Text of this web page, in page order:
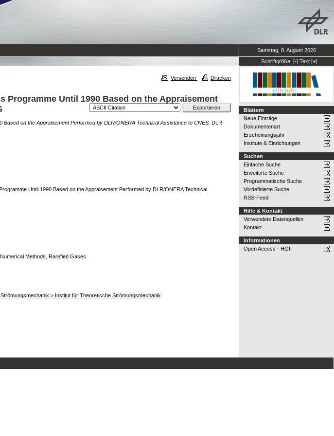
Samstag, 8. August 2026
Schriftgröße: [-] Text [+]
Versenden Drucken
Programme Until 1990 Based on the Appraisement
on the Appraisement Performed by DLR/ONERA Technical Assistance to CNES. DLR-
Until 1990 Based on the Appraisement Performed by DLR/ONERA Technical
Methods, Rarefied Gases
> Institut für Theoretische Strömungsmechanik
Blättern
Neue Einträge
Dokumentenart
Erscheinungsjahr
Institute & Einrichtungen
Suchen
Einfache Suche
Erweiterte Suche
Programmatische Suche
Vordefinierte Suche
RSS-Feed
Hilfe & Kontakt
Verwendete Datenquellen
Kontakt
Informationen
Open Access - HGF